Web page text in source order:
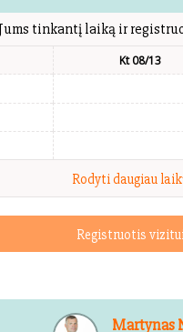
tinkantį laiką ir
Kt 08/13
Rodyti daugiau
Registruotis
Martynas